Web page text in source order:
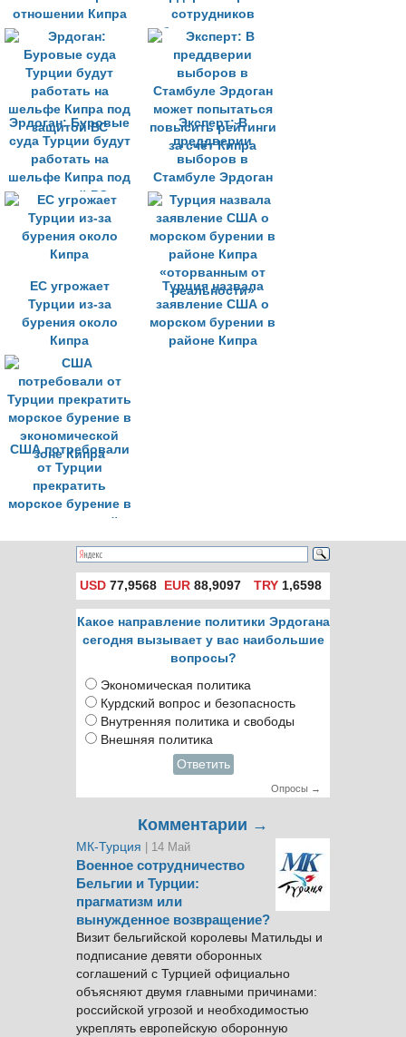
отношении Кипра
сотрудников
бурового судна
Турции
Эрдоган: Буровые
суда Турции будут
работать на
шельфе Кипра под
защитой ВС
Эксперт: В
преддверии
выборов в
Стамбуле Эрдоган
может попытаться
повысить рейтинги
за счёт Кипра
ЕС угрожает
Турции из-за
бурения около
Кипра
Турция назвала
заявление США о
морском бурении в
районе Кипра
США потребовали
от Турции
прекратить
морское бурение в
экономической
зоне Кипра
USD 77,9568 EUR 88,9097 TRY1,6598
Какое направление политики Эрдогана
сегодня вызывает у вас наибольшие
вопросы?
Экономическая политика
Курдский вопрос и безопасность
Внутренняя политика и свободы
Внешняя политика
Ответить
Опросы →
Комментарии →
МК-Турция | 14 Май
Военное сотрудничество
Бельгии и Турции:
прагматизм или
вынужденное возвращение?
Визит бельгийской королевы Матильды и
подписание девяти оборонных
соглашений с Турцией официально
объясняют двумя главными причинами:
российской угрозой и необходимостью
укреплять европейскую оборонную